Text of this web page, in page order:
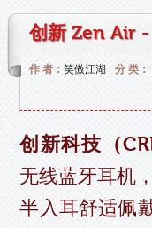
创新 Zen Air
作 者：笑傲江湖 分 类：
创新科技（
无线蓝牙耳机，
半入耳舒适佩